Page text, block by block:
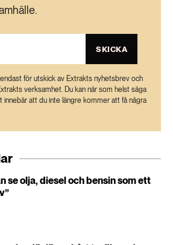
SKICKA
för utskick av Extrakts nyhetsbrev och
verksamhet. Du kan när som helst säga
innebär att du inte längre kommer att få några
se olja, diesel och bensin som ett